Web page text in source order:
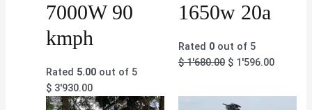
7000W 90
kmph
Rated 5.00 out of 5
$ 3'930.00
1650w 20a
Rated 0out of 5
$1'680.00 $1'596.00